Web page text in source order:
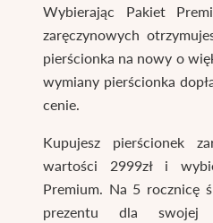
Wybierając Pakiet
zaręczynowych
pierścionka na nowy o
wymiany pierścionka
cenie.
Kupujesz pierścionek
wartości 2999zł i
Premium. Na 5 rocznicę
prezentu dla swojej